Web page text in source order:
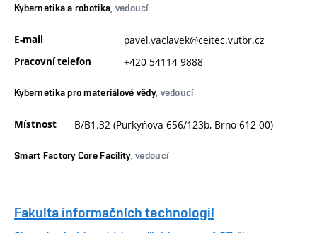
Kybernetika a robotika, vedoucí
E-mail pavel.vaclavek@ceitec.vutbr.cz
Pracovní telefon +420 54114 9888
Kybernetika pro materiálové vědy, vedoucí
Místnost B/B1.32 (Purkyňova 656/123b, Brno 612 00)
Smart Factory Core Facility, vedoucí
Fakulta informačních technologií